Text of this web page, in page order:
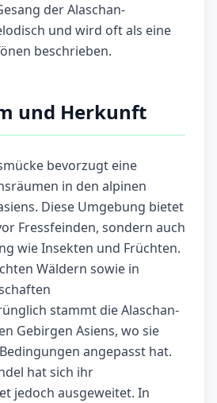
der Alaschan-
und wird oft als eine
beschrieben.
und Herkunft
bevorzugt eine
in den alpinen
Diese Umgebung bietet
Fressfeinden, sondern auch
wie Insekten und Früchten.
Wäldern sowie in
stammt die Alaschan-
Gebirgen Asiens, wo sie
angepasst hat.
hat sich ihr
jedoch ausgeweitet. In